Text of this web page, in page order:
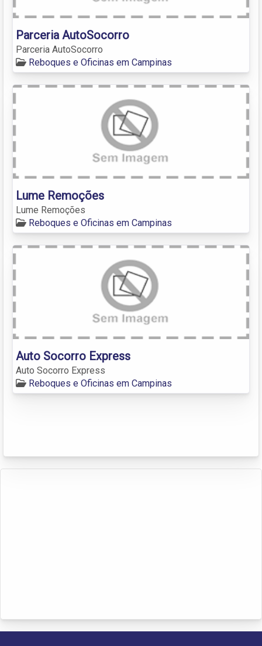
Parceria AutoSocorro
Parceria AutoSocorro
Reboques e Oficinas em Campinas
Lume Remoções
Lume Remoções
Reboques e Oficinas em Campinas
Auto Socorro Express
Auto Socorro Express
Reboques e Oficinas em Campinas